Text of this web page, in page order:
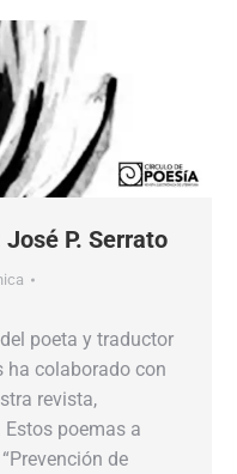
P. Serrato
poeta y traductor
ha colaborado con
revista,
poemas a
de